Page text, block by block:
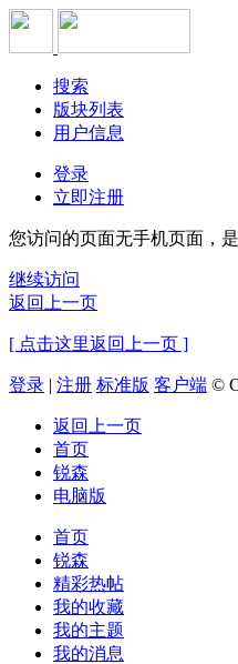
搜索
版块列表
用户信息
登录
立即注册
您访问的页面无手机页面，
继续访问
返回上一页
[ 点击这里返回上一页 ]
登录 | 注册 标准版 客户端 ©
返回上一页
首页
锐森
电脑版
首页
锐森
精彩热帖
我的收藏
我的主题
我的消息